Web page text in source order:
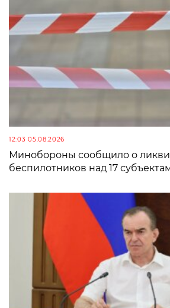
12:03 05.08.2026
Минобороны сообщило о
беспилотников над 17